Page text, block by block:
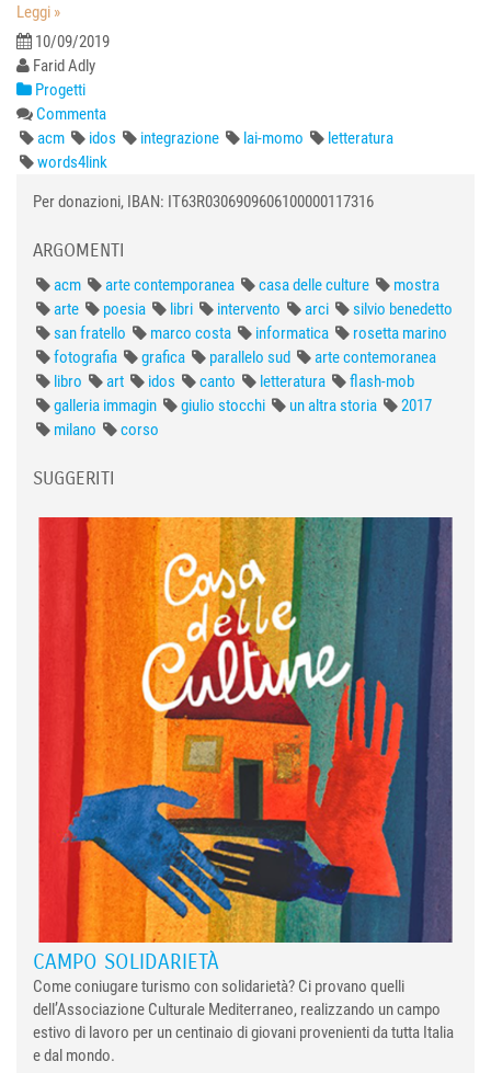
Leggi »
10/09/2019
Farid Adly
Progetti
Commenta
acm
idos integrazione lai-momo
letteratura
words4link
Per donazioni, IBAN: IT63R0306909606100000117316
ARGOMENTI
acm arte contemporanea casa delle culture
mostra
arte
poesia libri intervento arci
silvio benedetto
san fratello
marco costa informatica
rosetta marino
fotografia
grafica parallelo sud
arte contemoranea
libro
art idos canto letteratura
flash-mob
galleria immagin
giulio stocchi un altra storia
2017
milano
corso
SUGGERITI
CAMPO SOLIDARIETÀ
Come coniugare turismo con solidarietà? Ci provano quelli
dell’Associazione Culturale Mediterraneo, realizzando un campo
estivo di lavoro per un centinaio di giovani provenienti da tutta Italia
e dal mondo.